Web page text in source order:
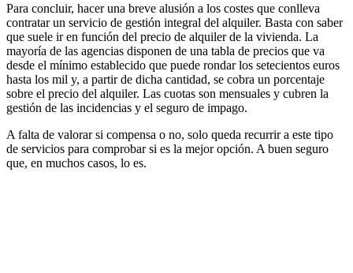
Para concluir, hacer una breve alusión a los costes que conlleva
contratar un servicio de gestión integral del alquiler. Basta con saber
que suele ir en función del precio de alquiler de la vivienda. La
mayoría de las agencias disponen de una tabla de precios que va
desde el mínimo establecido que puede rondar los setecientos euros
hasta los mil y, a partir de dicha cantidad, se cobra un porcentaje
sobre el precio del alquiler. Las cuotas son mensuales y cubren la
gestión de las incidencias y el seguro de impago.
A falta de valorar si compensa o no, solo queda recurrir a este tipo
de servicios para comprobar si es la mejor opción. A buen seguro
que, en muchos casos, lo es.